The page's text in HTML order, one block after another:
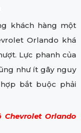
khách hàng một
Orlando khá
Lực phanh của
như ít gây nguy
bắt buộc phải
Orlando